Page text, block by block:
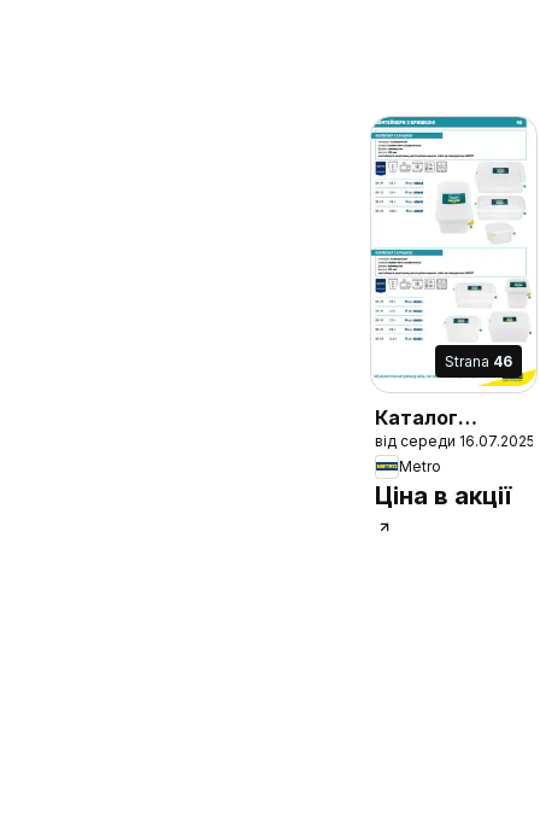
Strana 46
Каталог
професійного
кухонного
приладдя
від середи 16.07.2025
Metro
Ціна в акції